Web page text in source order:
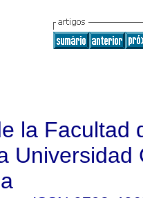
la Facultad
Universidad